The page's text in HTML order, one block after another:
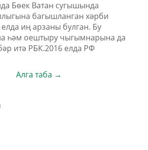
Бөек Ватан сугышында
багышланган хәрби
иң арзаны булган. Бу
һәм оештыру чыгымнарына да
итә РБК.2016 елда РФ
Алга таба →